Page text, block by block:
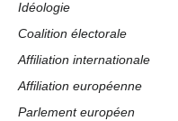
Idéologie
Coalition électorale
Affiliation internationale
Affiliation européenne
Parlement européen